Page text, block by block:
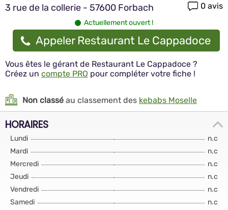
3 rue de la collerie - 57600 Forbach
0 avis
Actuellement ouvert !
Appeler Restaurant Le Cappadoce
Vous êtes le gérant de Restaurant Le Cappadoce ?
Créez un compte PRO pour compléter votre fiche !
Non classé au classement des kebabs Moselle
HORAIRES
Lundi
n.c
Mardi
n.c
Mercredi
n.c
Jeudi
n.c
Vendredi
n.c
Samedi
n.c